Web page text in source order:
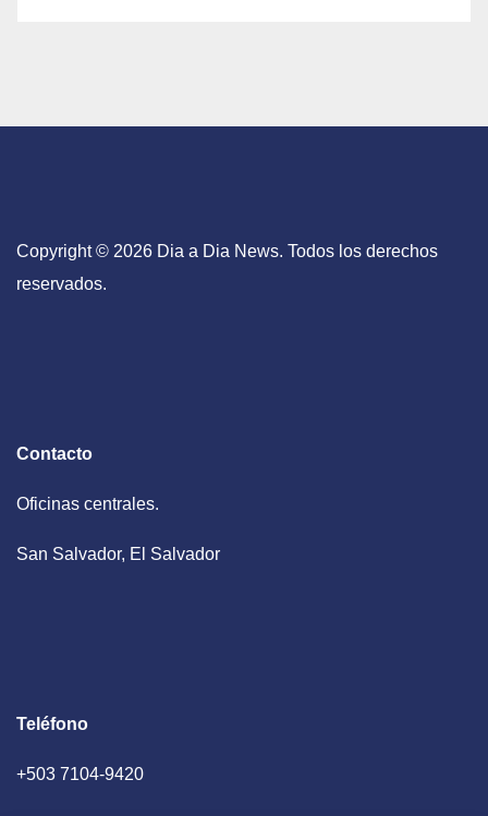
Copyright © 2026 Dia a Dia News. Todos los derechos
reservados.
Contacto
Oficinas centrales.
San Salvador, El Salvador
Teléfono
+503 7104-9420